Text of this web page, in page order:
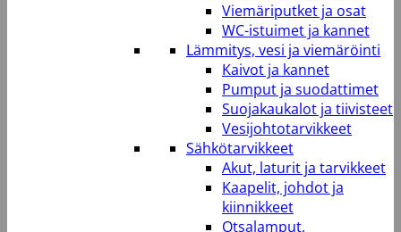
Viemäriputket ja osat
WC-istuimet ja kannet
Lämmitys, vesi ja viemäröinti
Kaivot ja kannet
Pumput ja suodattimet
Suojakaukalot ja tiivisteet
Vesijohtotarvikkeet
Sähkötarvikkeet
Akut, laturit ja tarvikkeet
Kaapelit, johdot ja
kiinnikkeet
Otsalamput,